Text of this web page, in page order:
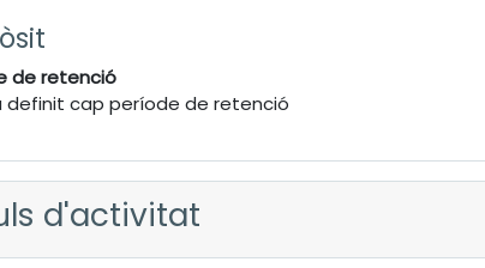
de retenció
definit cap període de retenció
d'activitat